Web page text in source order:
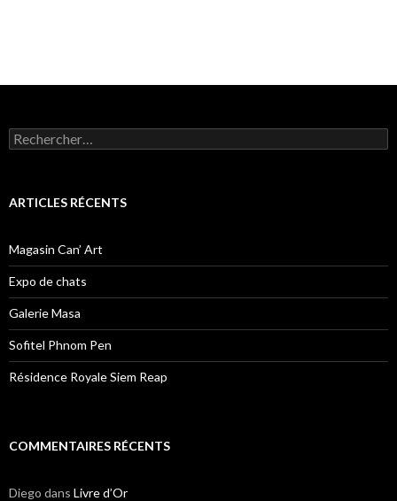
Rechercher :
ARTICLES RÉCENTS
Magasin Can’ Art
Expo de chats
Galerie Masa
Sofitel Phnom Pen
Résidence Royale Siem Reap
COMMENTAIRES RÉCENTS
Diego dans Livre d’Or